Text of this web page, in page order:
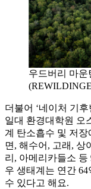
우드버리 마운
더불어 ‘네이처 기후
일대 환경대학원 오
계 탄소흡수 및 저장
면, 해수어, 고래, 상
리, 아메리카들소
우 생태계는 연간
수 있다고 해요.